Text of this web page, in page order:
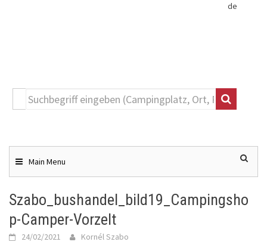
de
content Main Menu
Szabo_bushandel_bild19_Campingsho
p-Camper-Vorzelt
24/02/2021 Kornél Szabo